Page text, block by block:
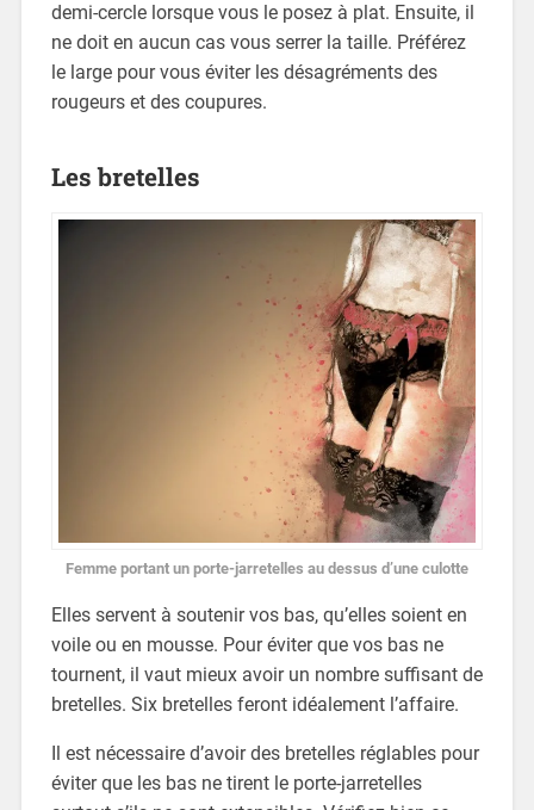
demi-cercle lorsque vous le posez à plat. Ensuite, il
ne doit en aucun cas vous serrer la taille. Préférez
le large pour vous éviter les désagréments des
rougeurs et des coupures.
Les bretelles
Femme portant un porte-jarretelles au dessus d’une culotte
Elles servent à soutenir vos bas, qu’elles soient en
voile ou en mousse. Pour éviter que vos bas ne
tournent, il vaut mieux avoir un nombre suffisant de
bretelles. Six bretelles feront idéalement l’affaire.
Il est nécessaire d’avoir des bretelles réglables pour
éviter que les bas ne tirent le porte-jarretelles